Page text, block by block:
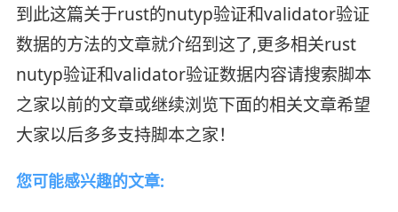
到此这篇关于rust的nutyp验证和validator验证
数据的方法的文章就介绍到这了,更多相关rust
nutyp验证和validator验证数据内容请搜索脚本
之家以前的文章或继续浏览下面的相关文章希望
大家以后多多支持脚本之家！
您可能感兴趣的文章: